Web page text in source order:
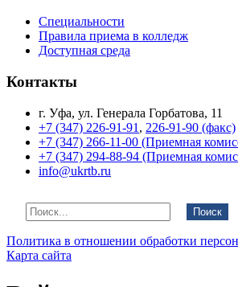
Специальности
Правила приема в колледж
Доступная среда
Контакты
г. Уфа, ул. Генерала Горбатова, 11
+7 (347) 226-91-91 , 226-91-90 (факс)
+7 (347) 266-11-00 (Приемная
+7 (347) 294-88-94 (Приемная
info@ukrtb.ru
Поиск
Политика в отношении обработки
Карта сайта